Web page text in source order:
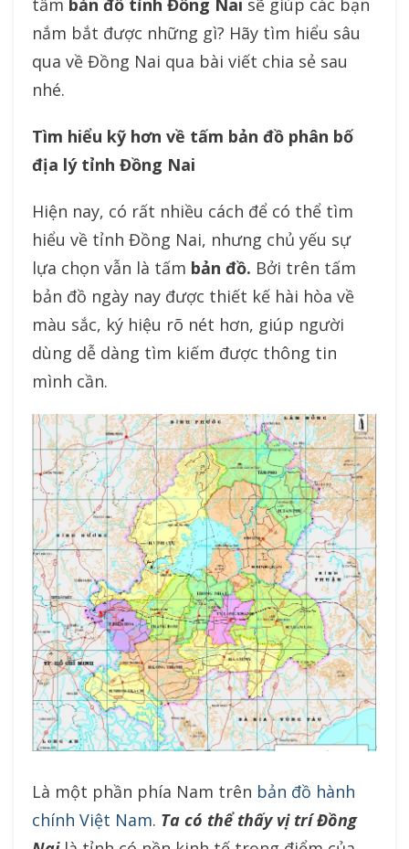
nắm bắt được những gì? Hãy tìm hiểu sâu
qua về Đồng Nai qua bài viết chia sẻ sau
nhé.
Tìm hiểu kỹ hơn về tấm bản đồ phân bố
địa lý tỉnh Đồng Nai
Hiện nay, có rất nhiều cách để có thể tìm
hiểu về tỉnh Đồng Nai, nhưng chủ yếu sự
lựa chọn vẫn là tấm bản đồ. Bởi trên tấm
bản đồ ngày nay được thiết kế hài hòa về
màu sắc, ký hiệu rõ nét hơn, giúp người
dùng dễ dàng tìm kiếm được thông tin
mình cần.
Là một phần phía Nam trên bản đồ hành
chính Việt Nam. Ta có thể thấy vị trí Đồng